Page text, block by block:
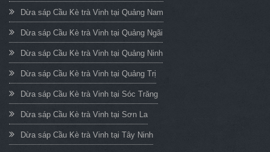
Dừa sáp Cầu Kè trà Vinh tại Quảng Nam
Dừa sáp Cầu Kè trà Vinh tại Quảng Ngãi
Dừa sáp Cầu Kè trà Vinh tại Quảng Ninh
Dừa sáp Cầu Kè trà Vinh tại Quảng Trị
Dừa sáp Cầu Kè trà Vinh tại Sóc Trăng
Dừa sáp Cầu Kè trà Vinh tại Sơn La
Dừa sáp Cầu Kè trà Vinh tại Tây Ninh